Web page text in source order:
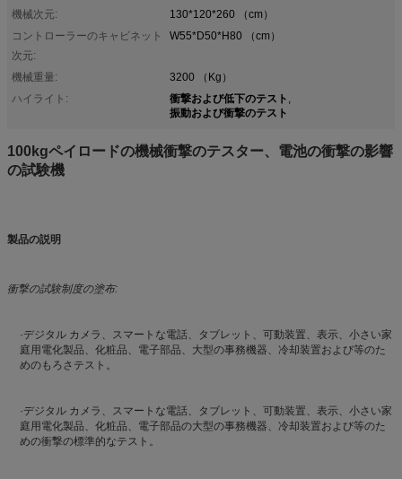
機械次元:
130*120*260 （cm）
コントローラーのキャビネット
次元:
W55*D50*H80 （cm）
機械重量:
3200 （Kg）
ハイライト:
衝撃および低下のテスト ,
振動および衝撃のテスト
100kgペイロードの機械衝撃のテスター、電池の衝撃の影響
の試験機
製品の説明
衝撃の試験制度の塗布:
·デジタル カメラ、スマートな電話、タブレット、可動装置、表示、小さい家
庭用電化製品、化粧品、電子部品、大型の事務機器、冷却装置および等のた
めのもろさテスト。
·デジタル カメラ、スマートな電話、タブレット、可動装置、表示、小さい家
庭用電化製品、化粧品、電子部品の大型の事務機器、冷却装置および等のた
めの衝撃の標準的なテスト。